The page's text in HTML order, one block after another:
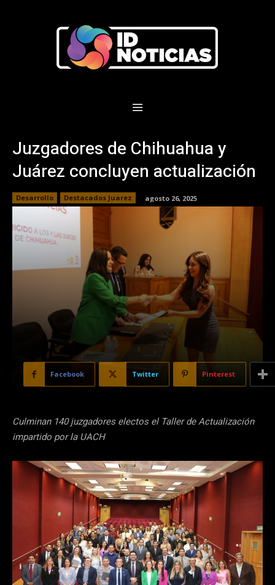
Juzgadores de Chihuahua y
Juárez concluyen actualización
Desarrollo Destacados Juarez agosto 26, 2025
Facebook Twitter Pinterest
Culminan 140 juzgadores electos el Taller de Actualización
impartido por la UACH